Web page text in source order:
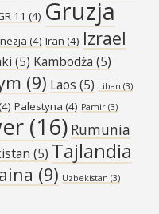
11 (4) Gruzja
(4) Iran (4) Izrael
(5) Kambodża (5)
(9) Laos (5) Liban (3)
Palestyna (4) Pamir (3)
(16) Rumunia
(5) Tajlandia
(9) Uzbekistan (3)